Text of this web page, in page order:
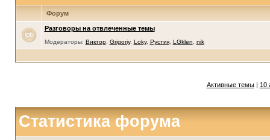
Форум
Разговоры на отвлеченные темы
Модераторы: Виктор, Grigoriy, Loky, Рустик, LGklen nik
Активные темы| 10
Статистика форума